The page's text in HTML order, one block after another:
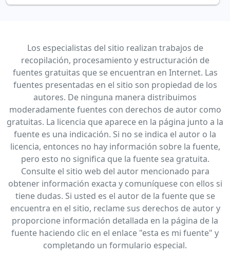
Los especialistas del sitio realizan trabajos de
recopilación, procesamiento y estructuración de
fuentes gratuitas que se encuentran en Internet. Las
fuentes presentadas en el sitio son propiedad de los
autores. De ninguna manera distribuimos
moderadamente fuentes con derechos de autor como
gratuitas. La licencia que aparece en la página junto a la
fuente es una indicación. Si no se indica el autor o la
licencia, entonces no hay información sobre la fuente,
pero esto no significa que la fuente sea gratuita.
Consulte el sitio web del autor mencionado para
obtener información exacta y comuníquese con ellos si
tiene dudas. Si usted es el autor de la fuente que se
encuentra en el sitio, reclame sus derechos de autor y
proporcione información detallada en la página de la
fuente haciendo clic en el enlace "esta es mi fuente" y
completando un formulario especial.